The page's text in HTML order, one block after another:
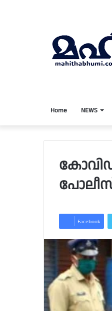
Home NEWS
Facebook